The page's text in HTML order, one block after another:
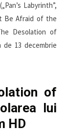
Labyrinth”,
Be Afraid of the
Desolation of
de 13 decembrie
of
lui
HD